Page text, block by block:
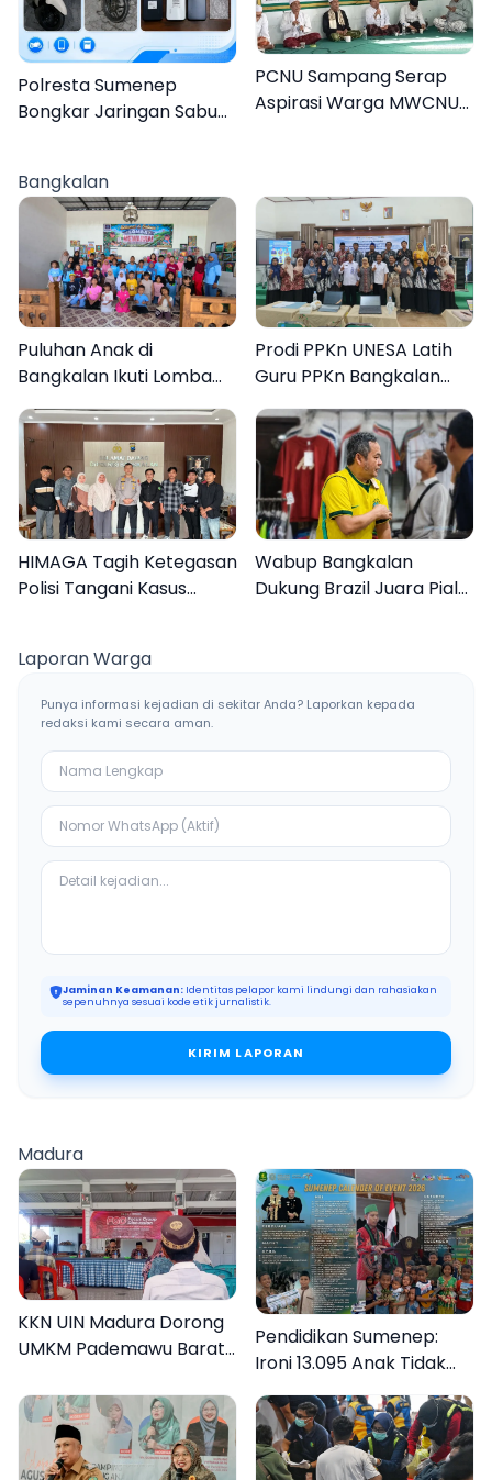
Polresta Sumenep
Bongkar Jaringan Sabu
PCNU Sampang Serap
Aspirasi Warga MWCNU
Bangkalan
Puluhan Anak di
Bangkalan Ikuti Lomba
Mewarnai Bertema
Liburan Keluarga
Prodi PPKn UNESA Latih
Guru PPKn Bangkalan
dengan Pembelajaran
Inovasi Teknologi
HIMAGA Tagih Ketegasan
Polisi Tangani Kasus
Wabup Bangkalan
Dukung Brazil Juara Piala
Laporan Warga
Punya informasi kejadian di sekitar Anda? Laporkan kepada
redaksi kami secara aman.
Jaminan Keamanan: Identitas pelapor kami lindungi dan rahasiakan
sepenuhnya sesuai kode etik jurnalistik.
KIRIM LAPORAN
Madura
KKN UIN Madura Dorong
UMKM Pademawu Barat
Pendidikan Sumenep:
Ironi 13.095 Anak Tidak
Sekolah Menyaksikan
Semarak Festival
Kalender Event 2026